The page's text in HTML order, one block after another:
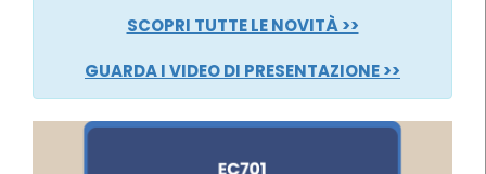
SCOPRI TUTTE LE NOVITÀ >>
GUARDA I VIDEO DI PRESENTAZIONE >>